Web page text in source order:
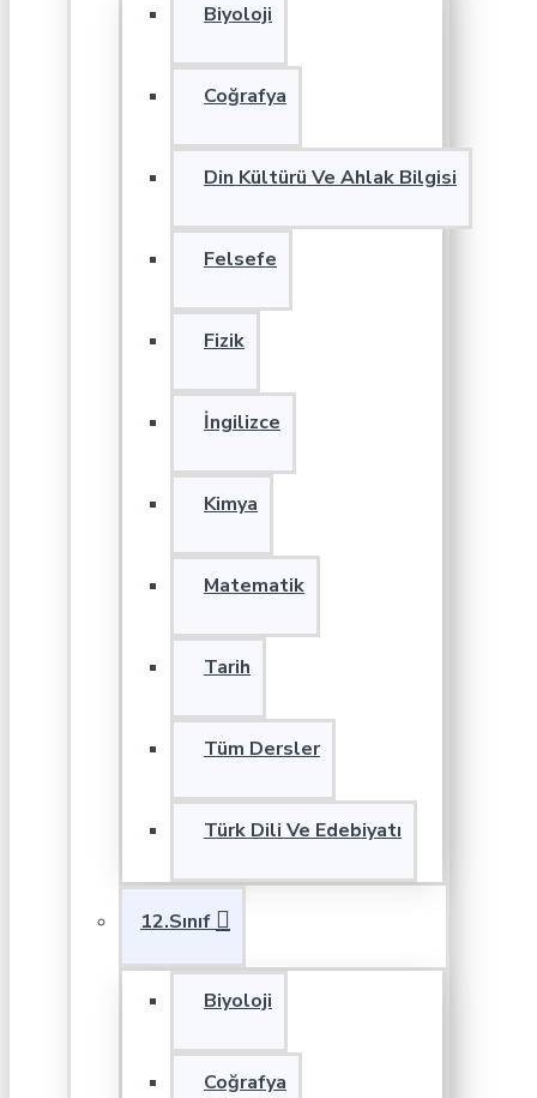
Biyoloji
Coğrafya
Din Kültürü Ve Ahlak Bilgisi
Felsefe
Fizik
İngilizce
Kimya
Matematik
Tarih
Tüm Dersler
Türk Dili Ve Edebiyatı
12.Sınıf
Biyoloji
Coğrafya